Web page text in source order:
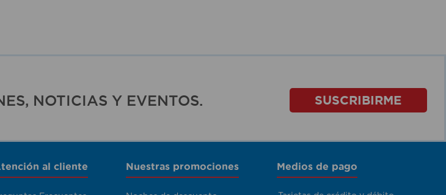
NOTICIAS Y EVENTOS. SUSCRIBIRME
al cliente Nuestras promociones Medios de pago